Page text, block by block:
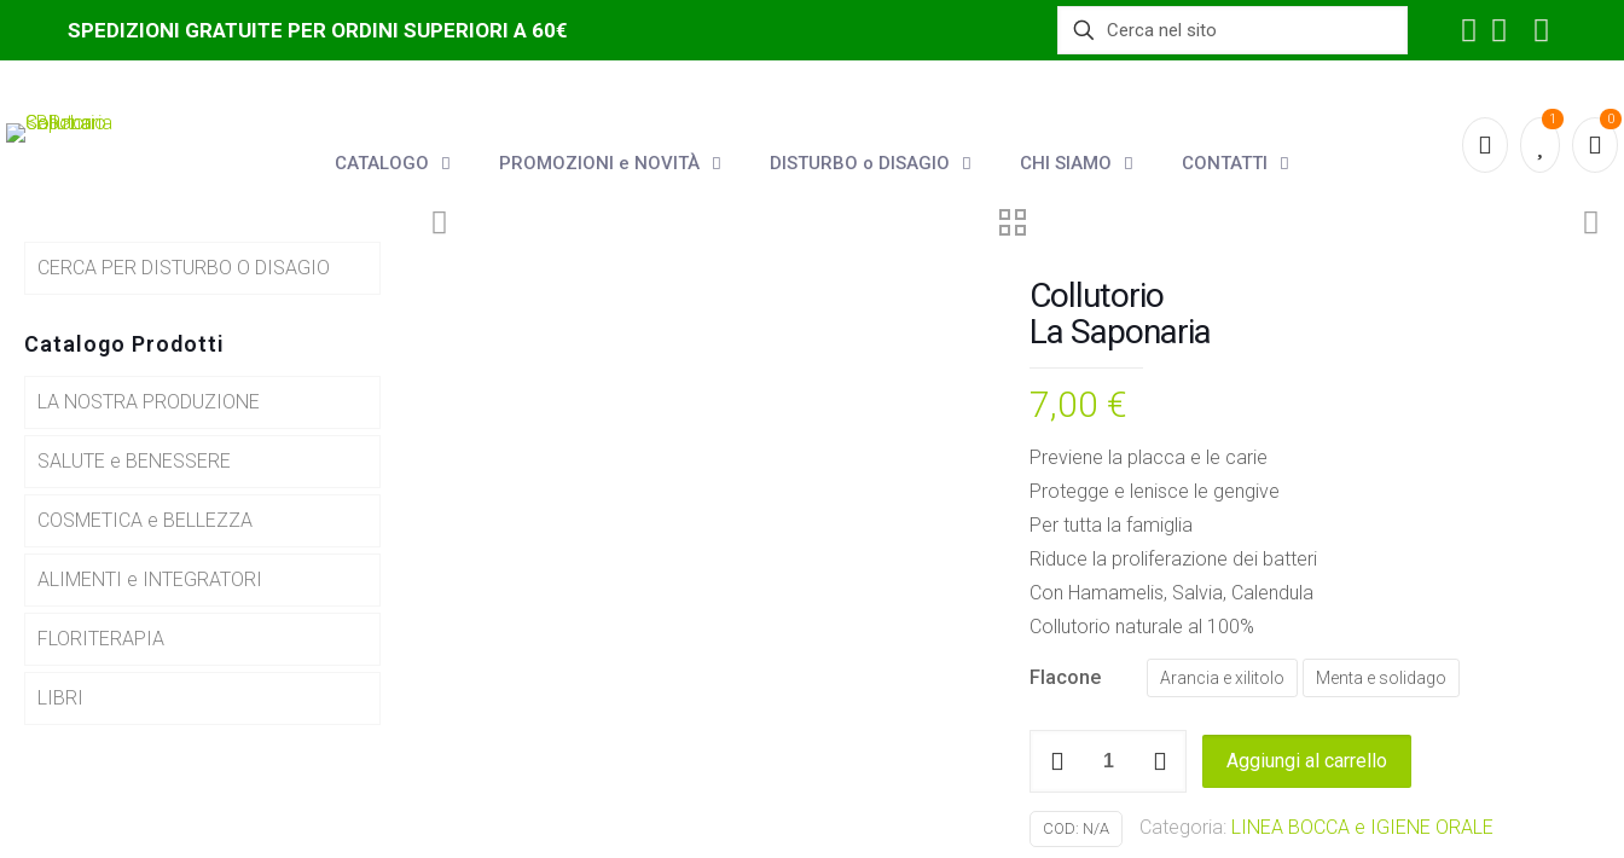
SPEDIZIONI GRATUITE PER ORDINI SUPERIORI A 60€
CATALOGO PROMOZIONI e NOVITÀ DISTURBO o DISAGIO CHI SIAMO CONTATTI
1 0
Collutorio
La Saponaria
7,00 €
Previene la placca e le carie
Protegge e lenisce le gengive
Per tutta la famiglia
Riduce la proliferazione dei batteri
Con Hamamelis, Salvia, Calendula
Collutorio naturale al 100%
Flacone Arancia e xilitolo Menta e solidago
Saponaria
quantità
Aggiungi al carrello
COD: N/A Categoria: LINEA BOCCA e IGIENE ORALE
CERCA PER DISTURBO O DISAGIO
Catalogo Prodotti
LA NOSTRA PRODUZIONE
SALUTE e BENESSERE
COSMETICA e BELLEZZA
ALIMENTI e INTEGRATORI
FLORITERAPIA
LIBRI